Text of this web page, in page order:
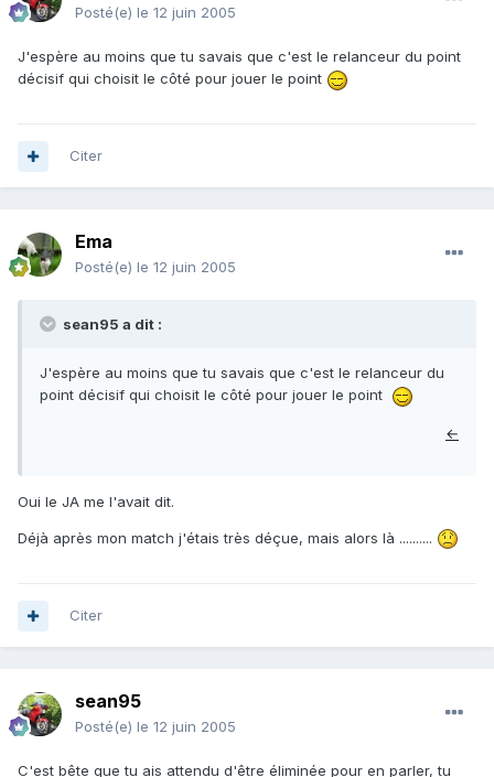
Posté(e) le 12 juin 2005
J'espère au moins que tu savais que c'est le relanceur du point
décisif qui choisit le côté pour jouer le point
Citer
Ema
Posté(e) le 12 juin 2005
sean95 a dit :
J'espère au moins que tu savais que c'est le relanceur du
point décisif qui choisit le côté pour jouer le point
←
Oui le JA me l'avait dit.
Déjà après mon match j'étais très déçue, mais alors là ..........
Citer
sean95
Posté(e) le 12 juin 2005
C'est bête que tu ais attendu d'être éliminée pour en parler, tu